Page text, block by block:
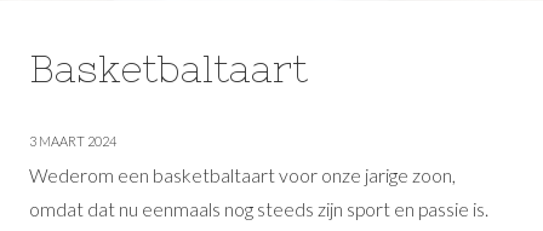
Basketbaltaart
3 MAART 2024
Wederom een basketbaltaart voor onze jarige zoon,
omdat dat nu eenmaals nog steeds zijn sport en passie is.